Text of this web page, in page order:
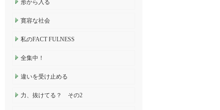
形から入る
寛容な社会
私のFACT FULNESS
全集中！
違いを受け止める
力、抜けてる？ その2